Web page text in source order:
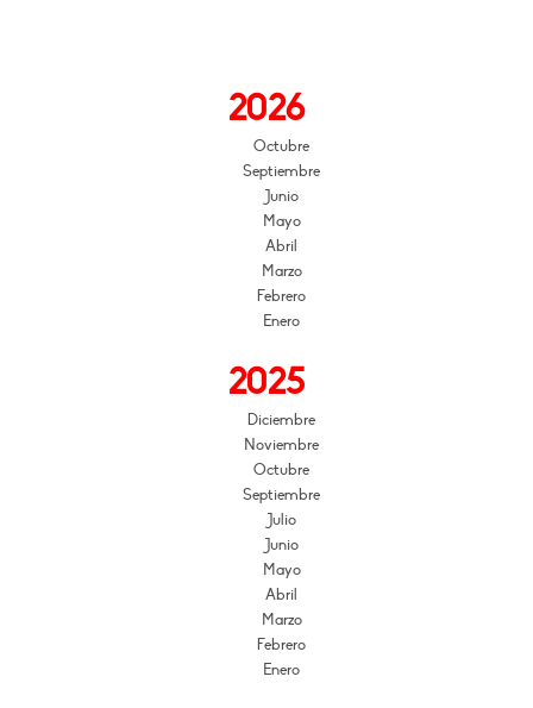
2026
Octubre
Septiembre
Junio
Mayo
Abril
Marzo
Febrero
Enero
2025
Diciembre
Noviembre
Octubre
Septiembre
Julio
Junio
Mayo
Abril
Marzo
Febrero
Enero